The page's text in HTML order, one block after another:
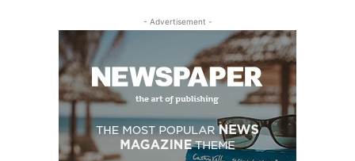
- Advertisement -